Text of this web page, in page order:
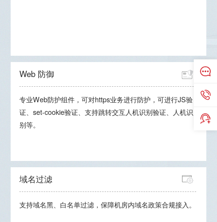
Web 防御
专业Web防护组件，可对https业务进行防护，可进行JS验
证、set-cookie验证、支持跳转交互人机识别验证、人机识
别等。
域名过滤
支持域名黑、白名单过滤，保障机房内域名政策合规接入。